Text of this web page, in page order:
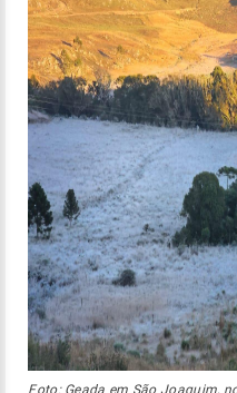
Foto: Geada em São Joaquim,